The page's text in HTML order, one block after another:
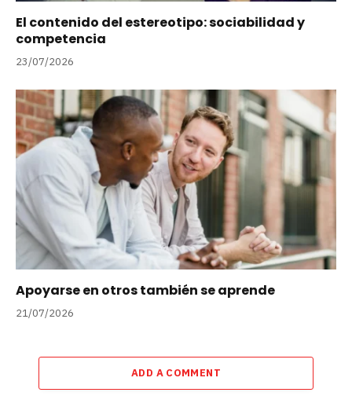
El contenido del estereotipo: sociabilidad y
competencia
23/07/2026
Apoyarse en otros también se aprende
21/07/2026
ADD A COMMENT